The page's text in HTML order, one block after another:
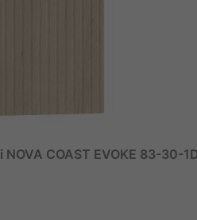
COAST EVOKE 83-30-